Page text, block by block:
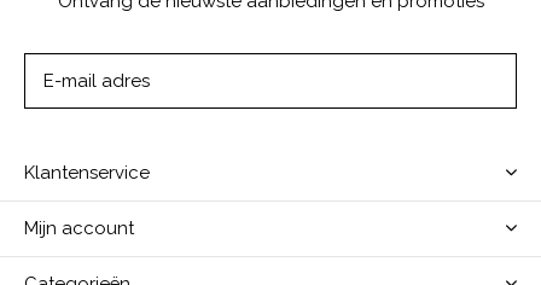
Klantenservice
Mijn account